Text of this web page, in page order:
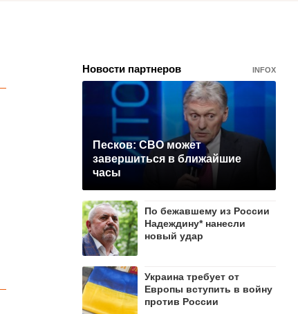
Новости партнеров INFOX
Песков: СВО может
завершиться в ближайшие
часы
По бежавшему из России
Надеждину* нанесли
новый удар
Украина требует от
Европы вступить в войну
против России